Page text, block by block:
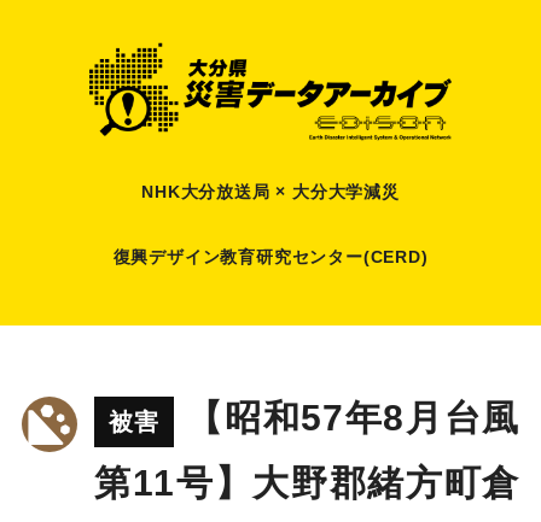
NHK大分放送局 × 大分大学減災
復興デザイン教育研究センター(CERD)
被害
【昭和57年8月台風
第11号】大野郡緒方町倉